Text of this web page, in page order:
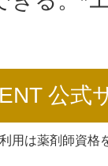
公式